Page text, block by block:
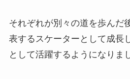
それぞれが別々の道を歩んだ
表するスケーターとして成長
として活躍するようになりま